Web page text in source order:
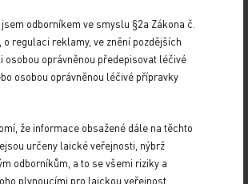
většího procenta pacientů než
a to při srovnatelné
potvrzují i naše zkušenosti při
ve specifických lokalizacích.
účinná a dobře tolerovaná.
odborníkem ve smyslu §2a Zákona č.
o regulaci reklamy, ve znění pozdějších
osobou oprávněnou předepisovat léčivé
osobou oprávněnou léčivé přípravky
že informace obsažené dále na těchto
určeny laické veřejnosti, nýbrž
odborníkům, a to se všemi riziky a
plynoucími pro laickou veřejnost.